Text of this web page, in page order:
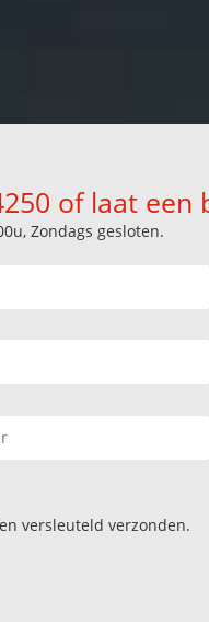
of laat
Zondags gesloten.
versleuteld verzonden.